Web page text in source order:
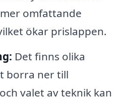
omfattande
ökar prislappen.
Det finns olika
borra ner till
valet av teknik kan